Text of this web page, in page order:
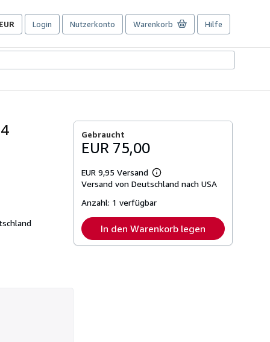
EUR
Login Nutzerkonto Warenkorb Hilfe
Gebraucht
EUR 75,00
EUR 9,95 Versand
Weitere
Informationen
Versandkosten
Versand von Deutschland nach USA
Anzahl: 1 verfügbar
In den Warenkorb legen